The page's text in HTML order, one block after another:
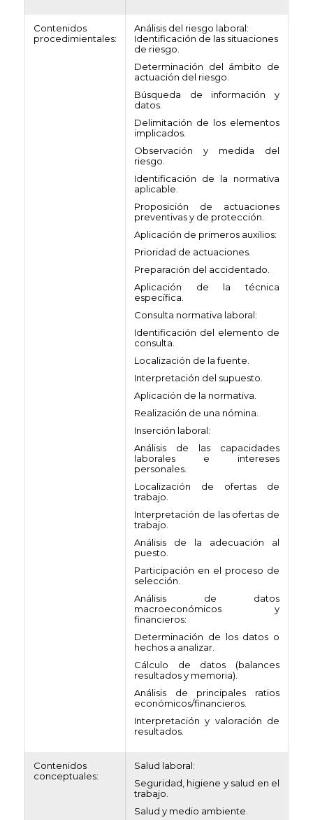
Contenidos
procedimientales:
Análisis del riesgo laboral:
Identificación de las situaciones
de riesgo.
Determinación del ámbito de
actuación del riesgo.
Búsqueda de información y
datos.
Delimitación de los elementos
implicados.
Observación y medida del
riesgo.
Identificación de la normativa
aplicable.
Proposición de actuaciones
preventivas y de protección.
Aplicación de primeros auxilios:
Prioridad de actuaciones.
Preparación del accidentado.
Aplicación de la técnica
específica.
Consulta normativa laboral:
Identificación del elemento de
consulta.
Localización de la fuente.
Interpretación del supuesto.
Aplicación de la normativa.
Realización de una nómina.
Inserción laboral:
Análisis de las capacidades
laborales e intereses
personales.
Localización de ofertas de
trabajo.
Interpretación de las ofertas de
trabajo.
Análisis de la adecuación al
puesto.
Participación en el proceso de
selección.
Análisis de datos
macroeconómicos y
financieros:
Determinación de los datos o
hechos a analizar.
Cálculo de datos (balances
resultados y memoria).
Análisis de principales ratios
económicos/financieros.
Interpretación y valoración de
resultados.
Contenidos
conceptuales:
Salud laboral:
Seguridad, higiene y salud en el
trabajo.
Salud y medio ambiente.